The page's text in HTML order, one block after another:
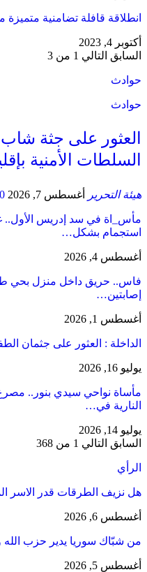
انطلاقة قافلة تضامنية
أكتوبر 4, 2023
السابق التالي 1 من 3
حوادث
حوادث
العثور على جثة
السلطات الأمنية
هيئة التحرير أغسطس 7, 2026 0
مأس_اة في سد إدريس
استجمام بشكل…
أغسطس 4, 2026
فاس.. حريق داخل منزل بحي
إصابتين…
أغسطس 1, 2026
​الداخلة : العثور على جثمان
يوليو 16, 2026
مأساة نواحي سيدي بنور..
النارية في…
يوليو 14, 2026
السابق التالي 1 من 368
الرأي
هل نزيف الطرقات قدر الاسر
أغسطس 6, 2026
من شبّاك سوريا يدير حزب الله
أغسطس 5, 2026